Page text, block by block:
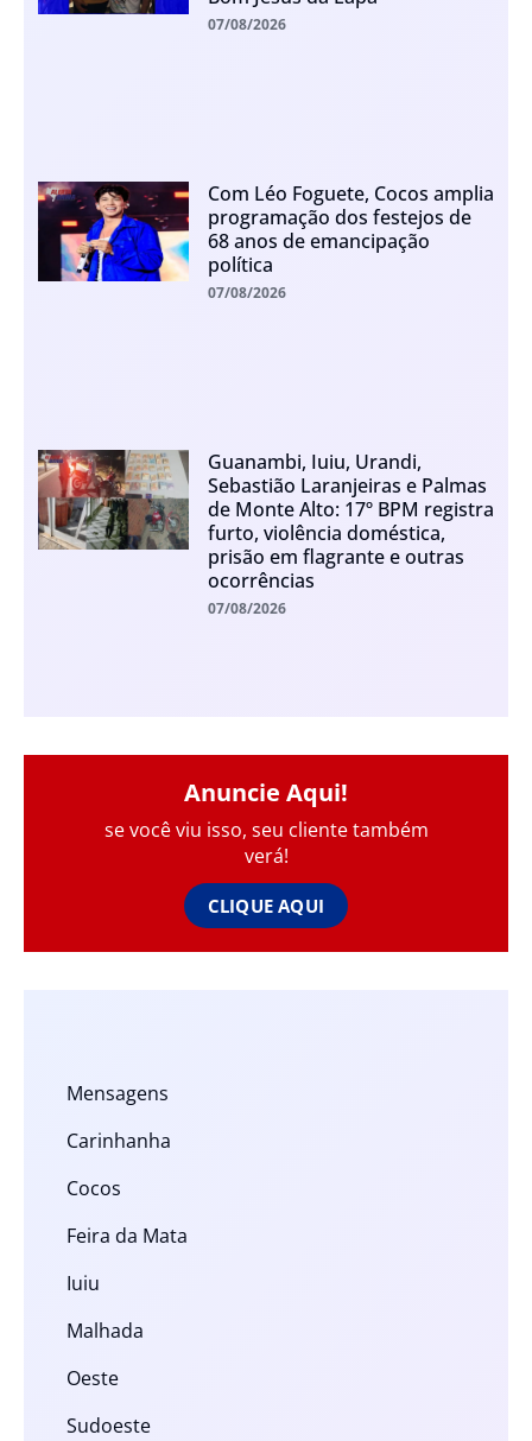
07/08/2026
Com Léo Foguete, Cocos amplia
programação dos festejos de
68 anos de emancipação
política
07/08/2026
Guanambi, Iuiu, Urandi,
Sebastião Laranjeiras e Palmas
de Monte Alto: 17º BPM registra
furto, violência doméstica,
prisão em flagrante e outras
ocorrências
07/08/2026
Anuncie Aqui!
se você viu isso, seu cliente também
verá!
CLIQUE AQUI
Mensagens
Carinhanha
Cocos
Feira da Mata
Iuiu
Malhada
Oeste
Sudoeste